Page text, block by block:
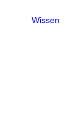
Wissen